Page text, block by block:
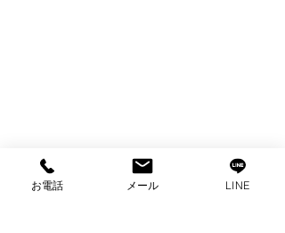
お電話 メール LINE